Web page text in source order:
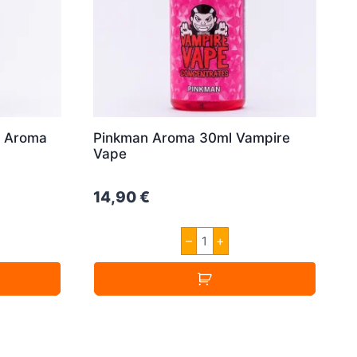
Aroma
Pinkman Aroma 30ml Vampire
Vape
14,90€
–
Pinkman
Aroma
30ml
Vampire
Vape
Menge
+